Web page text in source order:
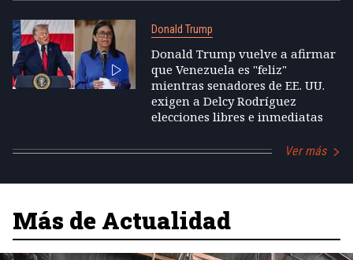
Donald Trump
Donald Trump vuelve a afirmar
que Venezuela es "feliz"
mientras senadores de EE. UU.
exigen a Delcy Rodríguez
elecciones libres e inmediatas
Ver más
Más de Actualidad